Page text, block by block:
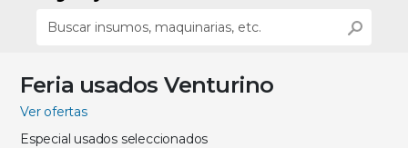
Feria usados Venturino
Ver ofertas
Especial usados seleccionados